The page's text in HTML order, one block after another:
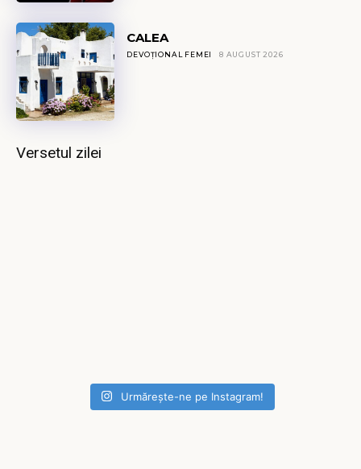
CALEA
DEVOȚIONAL FEMEI 8 AUGUST 2026
Versetul zilei
Urmărește-ne pe Instagram!